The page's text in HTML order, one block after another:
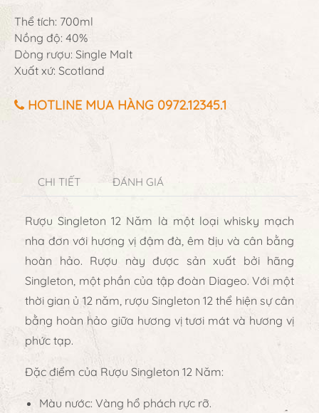
Thể tích: 700ml
Nồng độ: 40%
Dòng rượu: Single Malt
Xuất xứ: Scotland
HOTLINE MUA HÀNG 0972.12345.1
CHI TIẾT ĐÁNH GIÁ
Rượu Singleton 12 Năm là một loại whisky mạch
nha đơn với hương vị đậm đà, êm dịu và cân bằng
hoàn hảo. Rượu này được sản xuất bởi hãng
Singleton, một phần của tập đoàn Diageo. Với một
thời gian ủ 12 năm, rượu Singleton 12 thể hiện sự cân
bằng hoàn hảo giữa hương vị tươi mát và hương vị
phức tạp.
Đặc điểm của Rượu Singleton 12 Năm:
Màu nước: Vàng hổ phách rực rỡ.